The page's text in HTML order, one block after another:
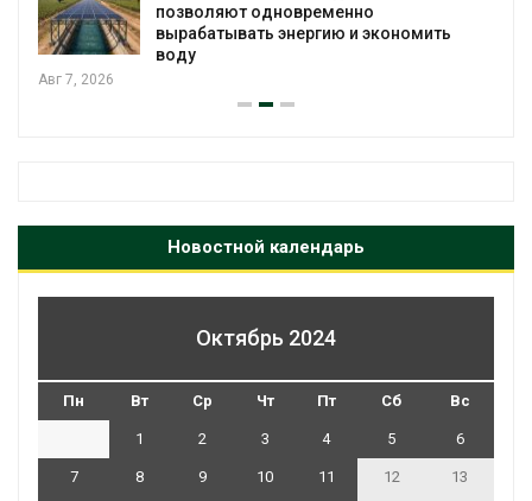
позволяют одновременно
вырабатывать энергию и экономить
воду
Новостной календарь
Октябрь 2024
Пн Вт Ср Чт Пт Сб Вс
1 2 3 4 5 6
7 8 9 10 11 12 13